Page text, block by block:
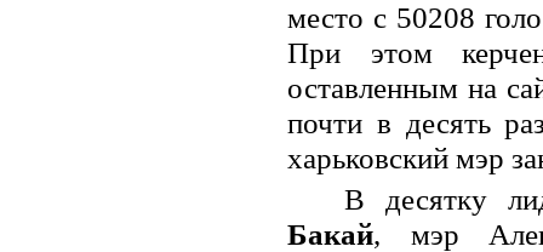
место с 50208
При этом
оставленным на
почти в десять
харьковский мэр
В десятку
Бакай, мэр